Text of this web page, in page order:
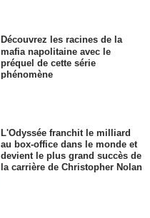
Découvrez les racines de la
mafia napolitaine avec le
préquel de cette série
phénomène
L'Odyssée franchit le milliard
au box-office dans le monde et
devient le plus grand succès de
la carrière de Christopher Nolan